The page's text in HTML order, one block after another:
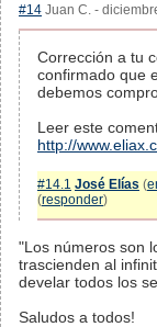
#14 Juan C. -
Corrección a tu
confirmado que
debemos
Leer este
http://
#14.1 José Elías (
(responder)
"Los números son
trascienden al
develar todos los
Saludos a todos!